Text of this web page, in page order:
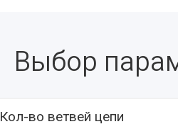
Выбор
Кол-во ветвей цепи